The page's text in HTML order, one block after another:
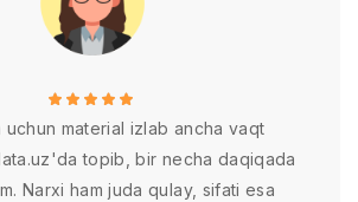
uchun material izlab ancha vaqt
topib, bir necha daqiqada
Narxi ham juda qulay, sifati esa